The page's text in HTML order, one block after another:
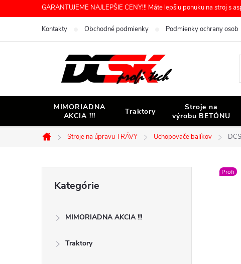
na
GARANTUJEME NAJLEPŠIE CENY!!! Máte lepšiu ponuku na stroj s
Kontakty Obchodné podmienky Podmienky ochrany
MIMORIADNA
AKCIA !!!
Traktory
Stroje na
výrobu BETÓNU
Domov
Stroje na úpravu TRÁVY Uchopovače balíkov
kategórie
Kategórie
MIMORIADNA AKCIA !!!
Traktory
Profi